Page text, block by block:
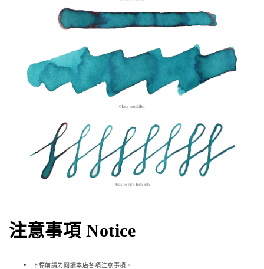
注意事項 Notice
下標前請先閱讀本店各項注意事項。